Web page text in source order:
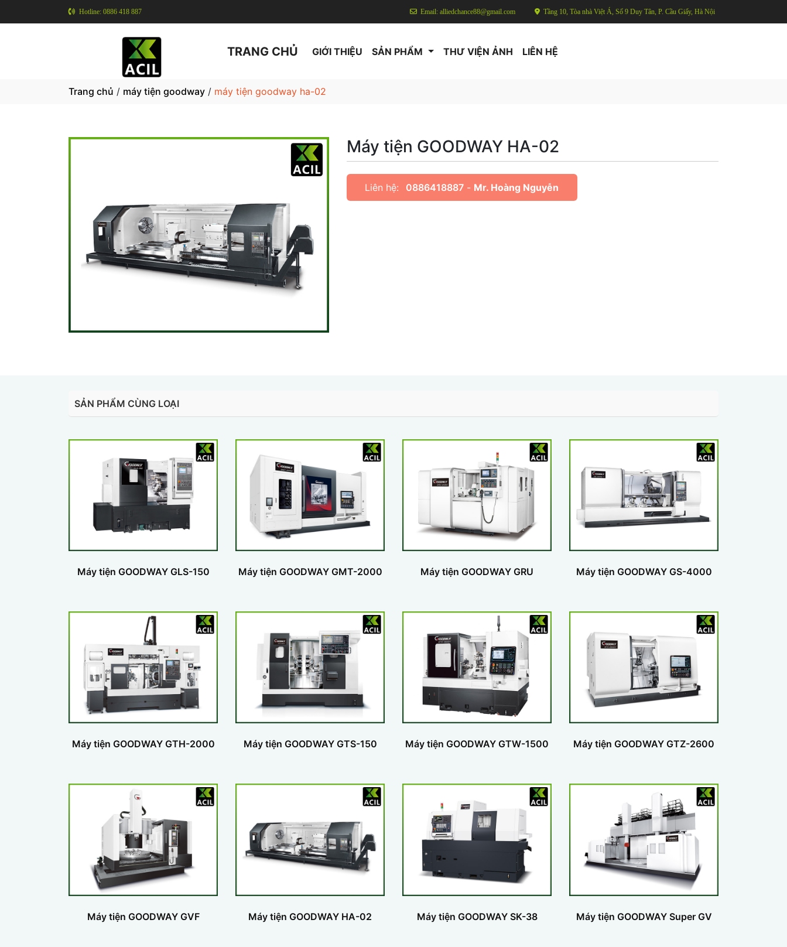
Hotline: 0886 418 887 Email: alliedchance88@gmail.com Tầng 10, Tòa nhà Việt Á, Số 9 Duy Tân, P. Cầu Giấy, Hà Nội
TRANG CHỦ GIỚI THIỆU SẢN PHẨM THƯ VIỆN ẢNH LIÊN HỆ
Trang chủ / máy tiện goodway / máy tiện goodway ha-02
Máy tiện GOODWAY HA-02
Liên hệ: 0886418887 - Mr. Hoàng Nguyễn
SẢN PHẨM CÙNG LOẠI
Máy tiện GOODWAY GLS-150 Máy tiện GOODWAY GMT-2000 Máy tiện GOODWAY GRU Máy tiện GOODWAY GS-4000
Máy tiện GOODWAY GTH-2000 Máy tiện GOODWAY GTS-150 Máy tiện GOODWAY GTW-1500 Máy tiện GOODWAY GTZ-2600
Máy tiện GOODWAY GVF Máy tiện GOODWAY HA-02 Máy tiện GOODWAY SK-38 Máy tiện GOODWAY Super GV